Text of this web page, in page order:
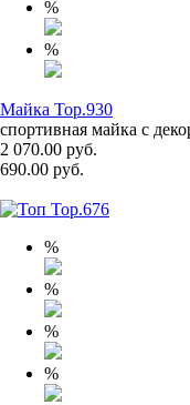
%
%
Майка Top.930
спортивная майка с
2 070.00 руб.
690.00 руб.
%
%
%
%